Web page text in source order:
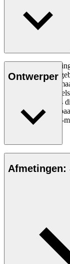
De iconische
eerst op de markt
dat de ruimte
passen de
uitschuifbare tafels
gebruikt.
een eiken/walnoot-
Ontwerper
De Deense
gezien als een van
ontwerpers aller
inzicht in
ontwerpen.
Afmetingen: